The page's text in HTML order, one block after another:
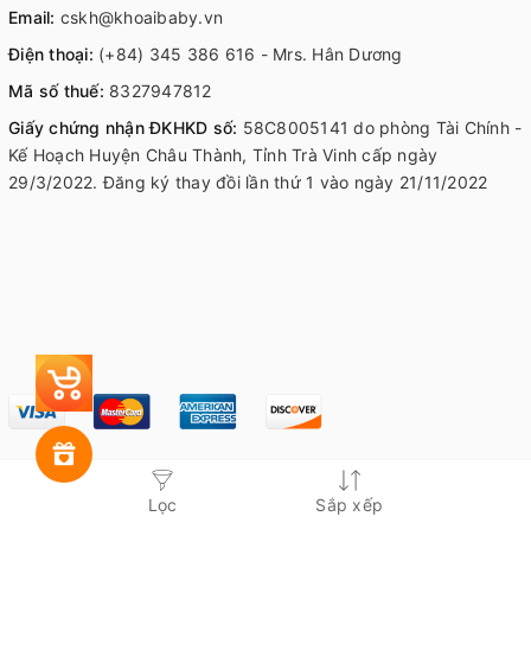
Lọc Sắp xếp
Email: cskh@khoaibaby.vn
Điện thoại: (+84) 345 386 616 - Mrs. Hân Dương
Mã số thuế: 8327947812
Giấy chứng nhận ĐKHKD số: 58C8005141 do phòng Tài Chính -
Kế Hoạch Huyện Châu Thành, Tỉnh Trà Vinh cấp ngày
29/3/2022. Đăng ký thay đồi lần thứ 1 vào ngày 21/11/2022